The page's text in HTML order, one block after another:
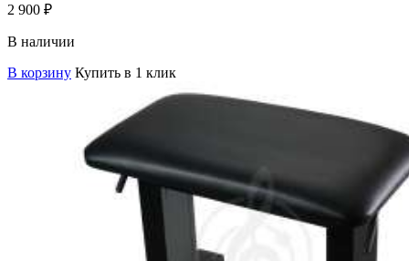
2 900 ₽
В наличии
В корзину Купить в 1 клик